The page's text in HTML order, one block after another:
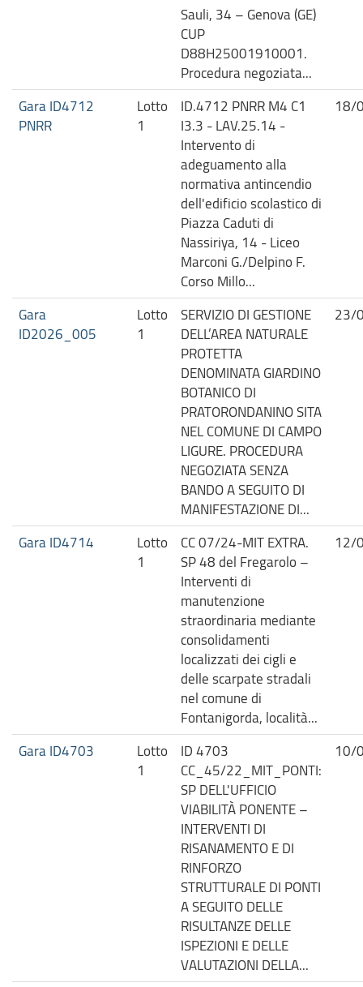
Sauli, 34 – Genova (GE)
CUP
D88H25001910001.
Procedura negoziata...
Gara ID4712
PNRR
Lotto
1
ID.4712 PNRR M4 C1
I3.3 - LAV.25.14 -
Intervento di
adeguamento alla
normativa antincendio
dell'edificio scolastico di
Piazza Caduti di
Nassiriya, 14 - Liceo
Marconi G./Delpino F.
Corso Millo...
18/
Gara
ID2026_005
Lotto
1
SERVIZIO DI GESTIONE
DELL’AREA NATURALE
PROTETTA
DENOMINATA GIARDINO
BOTANICO DI
PRATORONDANINO SITA
NEL COMUNE DI CAMPO
LIGURE. PROCEDURA
NEGOZIATA SENZA
BANDO A SEGUITO DI
MANIFESTAZIONE DI...
23/
Gara ID4714
Lotto
1
CC 07/24-MIT EXTRA.
SP 48 del Fregarolo –
Interventi di
manutenzione
straordinaria mediante
consolidamenti
localizzati dei cigli e
delle scarpate stradali
nel comune di
Fontanigorda, località...
12/
Gara ID4703
Lotto
1
ID 4703
CC_45/22_MIT_PONTI:
SP DELL'UFFICIO
VIABILITÀ PONENTE –
INTERVENTI DI
RISANAMENTO E DI
RINFORZO
STRUTTURALE DI PONTI
A SEGUITO DELLE
RISULTANZE DELLE
ISPEZIONI E DELLE
VALUTAZIONI DELLA...
10/